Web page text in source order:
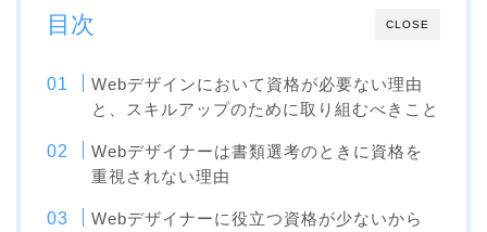
CLOSE
目次
Webデザインにおいて資格が必要ない理由
と、スキルアップのために取り組むべきこと
Webデザイナーは書類選考のときに資格を
重視されない理由
Webデザイナーに役立つ資格が少ないから